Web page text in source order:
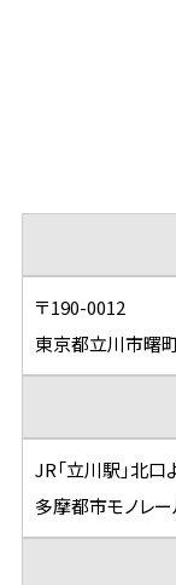
〒190-0012
東京都立川市曙
JR「立川駅」北口
多摩都市モノレー